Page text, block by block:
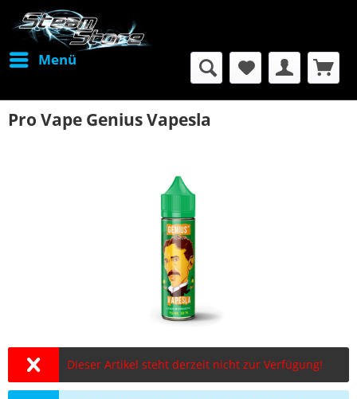
Menü
Pro Vape Genius Vapesla
Dieser Artikel steht derzeit nicht zur Verfügung!